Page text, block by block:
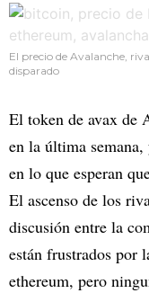
El precio de Avalanche,
disparado
El token de avax de
en la última semana,
en lo que esperan
El ascenso de los
discusión entre la
están frustrados por
ethereum, pero